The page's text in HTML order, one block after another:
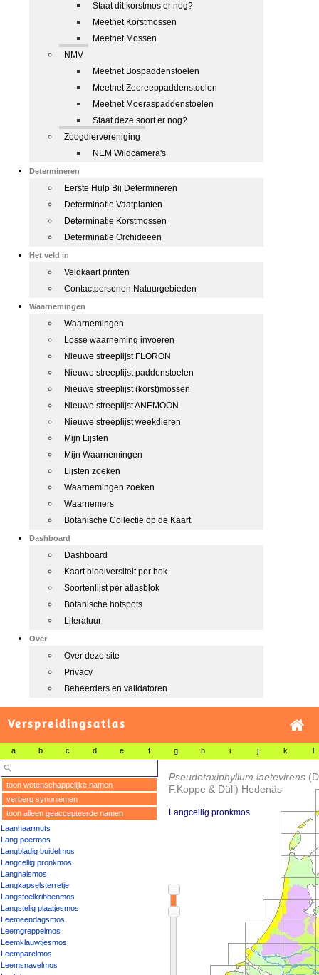
Staat dit korstmos er nog?
Meetnet Korstmossen
Meetnet Mossen
NMV
Meetnet Bospaddenstoelen
Meetnet Zeereeppaddenstoelen
Meetnet Moeraspaddenstoelen
Staat deze soort er nog?
Zoogdiervereniging
NEM Wildcamera's
Determineren
Eerste Hulp Bij Determineren
Determinatie Vaatplanten
Determinatie Korstmossen
Determinatie Orchideeën
Het veld in
Veldkaart printen
Contactpersonen Natuurgebieden
Waarnemingen
Waarnemingen
Losse waarneming invoeren
Nieuwe streeplijst FLORON
Nieuwe streeplijst paddenstoelen
Nieuwe streeplijst (korst)mossen
Nieuwe streeplijst ANEMOON
Nieuwe streeplijst weekdieren
Mijn Lijsten
Mijn Waarnemingen
Lijsten zoeken
Waarnemingen zoeken
Waarnemers
Botanische Collectie op de Kaart
Dashboard
Dashboard
Kaart biodiversiteit per hok
Soortenlijst per atlasblok
Botanische hotspots
Literatuur
Over
Over deze site
Privacy
Beheerders en validatoren
Verspreidingsatlas
a b c d e f g h i j k l
toon wetenschappelijke namen
verberg synoniemen
toon alleen geaccepteerde namen
Laanhaarmuts
Lang peermos
Langbladig buidelmos
Langcellig pronkmos
Langhalsmos
Langkapselsterretje
Langsteelkribbenmos
Langstelig plaatjesmos
Leemeendagsmos
Leemgreppelmos
Leemklauwtjesmos
Leemparelmos
Leemsnavelmos
Pseudotaxiphyllum laetevirens
F.Koppe & Düll) Hedenäs
Langcellig pronkmos